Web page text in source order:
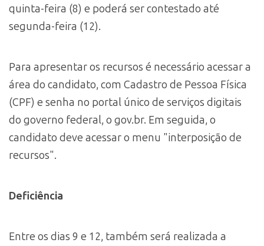
quinta-feira (8) e poderá ser contestado até
segunda-feira (12).
Para apresentar os recursos é necessário acessar a
área do candidato, com Cadastro de Pessoa Física
(CPF) e senha no portal único de serviços digitais
do governo federal, o gov.br. Em seguida, o
candidato deve acessar o menu "interposição de
recursos".
Deficiência
Entre os dias 9 e 12, também será realizada a